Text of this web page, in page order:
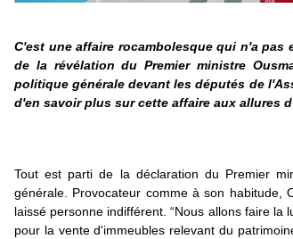
C'est une affaire rocambolesque qui n'a
de la révélation du Premier ministre
politique générale devant les députés de
d'en savoir plus sur cette affaire aux allures
Tout est parti de la déclaration du Premier
générale. Provocateur comme à son habitude,
laissé personne indifférent. “Nous allons faire la
pour la vente d'immeubles relevant du